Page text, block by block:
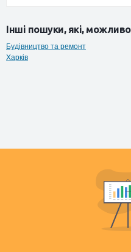
Інші пошуки, які,
Будівництво та ремонт
Харків